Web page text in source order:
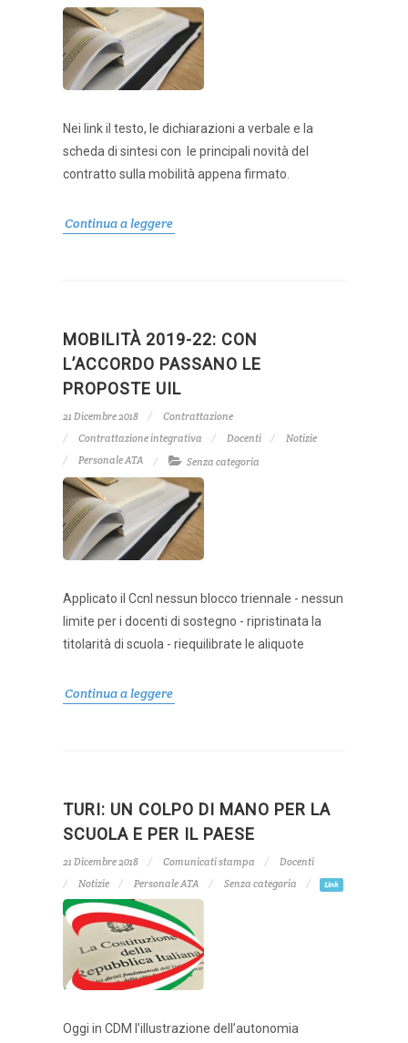
Nei link il testo, le dichiarazioni a verbale e la
scheda di sintesi con le principali novità del
contratto sulla mobilità appena firmato.
Continua a leggere
MOBILITÀ 2019-22: CON
L’ACCORDO PASSANO LE
PROPOSTE UIL
21 Dicembre 2018
Contrattazione
Contrattazione integrativa
Docenti
Notizie
Personale ATA
Senza categoria
Applicato il Ccnl nessun blocco triennale - nessun
limite per i docenti di sostegno - ripristinata la
titolarità di scuola - riequilibrate le aliquote
Continua a leggere
TURI: UN COLPO DI MANO PER LA
SCUOLA E PER IL PAESE
21 Dicembre 2018 Comunicati stampa
Docenti
Notizie
Personale ATA Senza categoria Link
Oggi in CDM l’illustrazione dell’autonomia